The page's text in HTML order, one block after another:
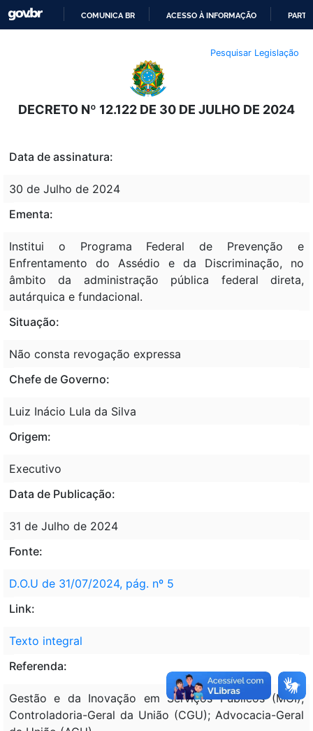
O
CONTEÚDO
COMUNICA BR ACESSO À INFORMAÇÃO
Pesquisar Legislação
DECRETO Nº 12.122 DE 30 DE JULHO DE 2024
Data de assinatura:
30 de Julho de 2024
Ementa:
Institui o Programa Federal de Prevenção e
Enfrentamento do Assédio e da Discriminação, no
âmbito da administração pública federal direta,
autárquica e fundacional.
Situação:
Não consta revogação expressa
Chefe de Governo:
Luiz Inácio Lula da Silva
Origem:
Executivo
Data de Publicação:
31 de Julho de 2024
Fonte:
D.O.U de 31/07/2024, pág. nº 5
Link:
Texto integral
Referenda:
Gestão e da Inovação em Serviços Públicos (MGI);
Controladoria-Geral da União (CGU); Advocacia-Geral